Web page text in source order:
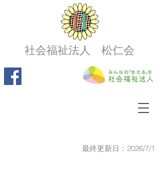
社会福祉法人 松仁会
最終更新日：2026/7/1